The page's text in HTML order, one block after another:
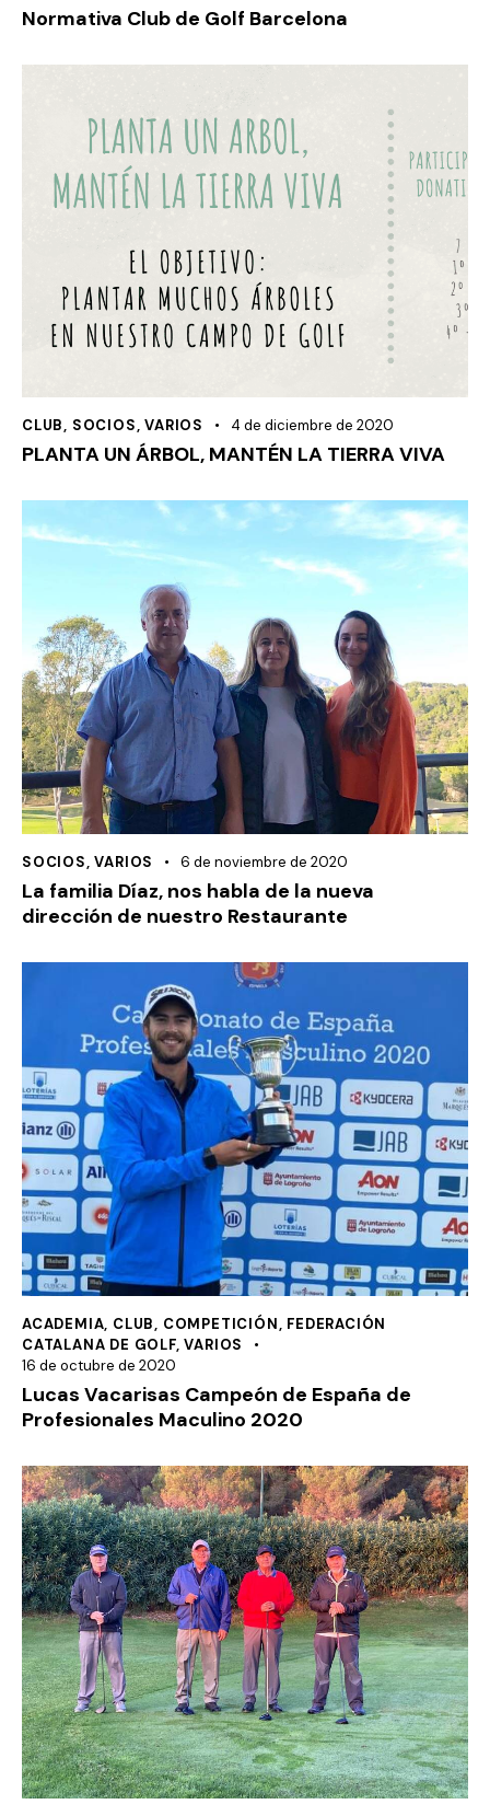
Normativa Club de Golf Barcelona
CLUB, SOCIOS,VARIOS 4 de diciembre de 2020
PLANTA UN ÁRBOL, MANTÉN LA TIERRA VIVA
SOCIOS,VARIOS 6 de noviembre de 2020
La familia Díaz, nos habla de la nueva
dirección de nuestro Restaurante
ACADEMIA, CLUB, COMPETICIÓN, FEDERACIÓN
CATALANA DE GOLF,VARIOS
16 de octubre de 2020
Lucas Vacarisas Campeón de España de
Profesionales Maculino 2020